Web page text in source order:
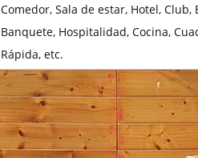
Comedor, Sala de estar, Hotel,
Banquete, Hospitalidad, Cocina,
Rápida, etc.